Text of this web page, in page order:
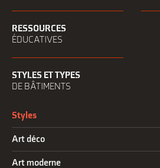
RESSOURCES
ÉDUCATIVES
STYLES ET TYPES
DE BÂTIMENTS
Styles
Art déco
Art moderne